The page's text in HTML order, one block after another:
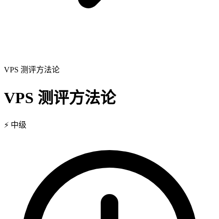
VPS 测评方法论
VPS 测评方法论
⚡ 中级